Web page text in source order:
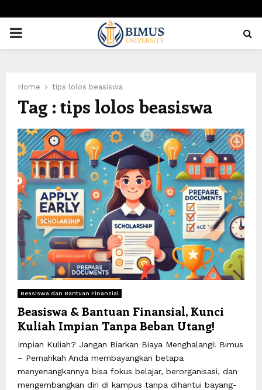
PRIMARY
Home tips lolos beasiswa
Tag : tips lolos beasiswa
Beasiswa dan Bantuan Finansial
Beasiswa & Bantuan Finansial, Kunci
Kuliah Impian Tanpa Beban Utang!
Impian Kuliah? Jangan Biarkan Biaya Menghalangi! Bimus
– Pernahkah Anda membayangkan betapa
menyenangkannya bisa fokus belajar, berorganisasi, dan
mengembangkan diri di kampus tanpa dihantui bayang-